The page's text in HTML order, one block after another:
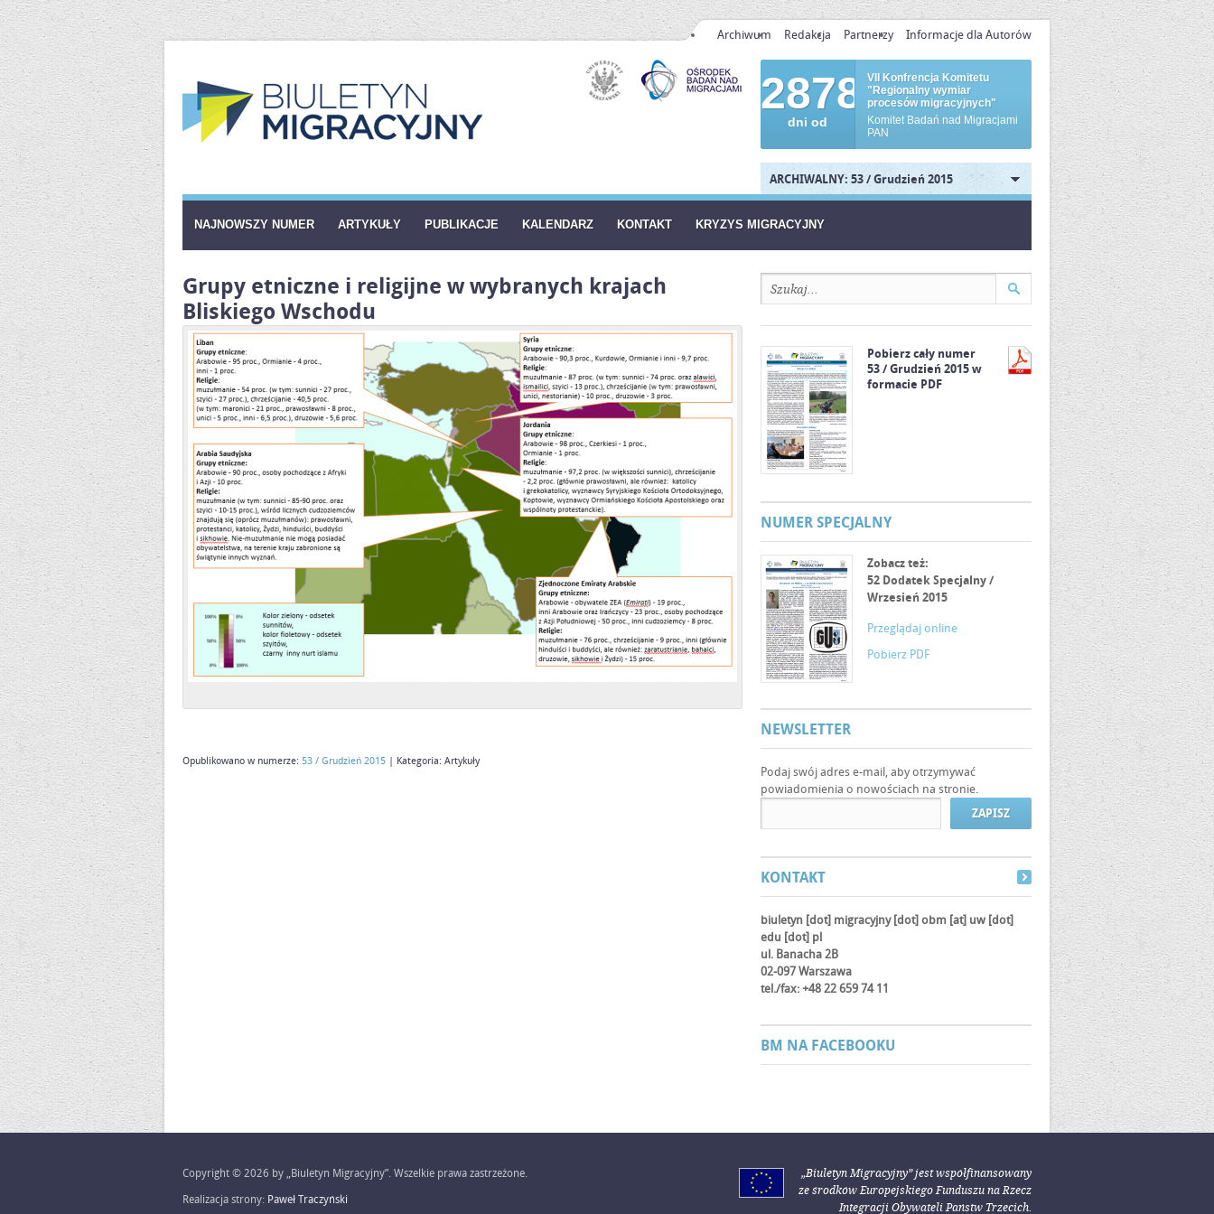
Archiwum Redakcja Partnerzy Informacje dla Autorów
2878
dni od
VII Konfrencja Komitetu
"Regionalny wymiar
procesów migracyjnych"
Komitet Badań nad Migracjami
PAN
ARCHIWALNY: 53 / Grudzień 2015
NAJNOWSZY NUMER ARTYKUŁY PUBLIKACJE KALENDARZ KONTAKT KRYZYS MIGRACYJNY
Grupy etniczne i religijne w wybranych krajach
Bliskiego Wschodu
Opublikowano w numerze: 53 / Grudzień 2015 | Kategoria: Artykuły
Pobierz cały numer
53 / Grudzień 2015 w
formacie PDF
NUMER SPECJALNY
Zobacz też:
52 Dodatek Specjalny /
Wrzesień 2015
Przeglądaj online
Pobierz PDF
NEWSLETTER
Podaj swój adres e-mail, aby otrzymywać
powiadomienia o nowościach na stronie.
KONTAKT
biuletyn [dot] migracyjny [dot] obm [at] uw [dot]
edu [dot] pl
ul. Banacha 2B
02-097 Warszawa
tel./fax: +48 22 659 74 11
BM NA FACEBOOKU
Copyright © 2026 by „Biuletyn Migracyjny”. Wszelkie prawa zastrzeżone.
Realizacja strony: Paweł Traczyński
„Biuletyn Migracyjny” jest współfinansowany
ze środków Europejskiego Funduszu na Rzecz
Integracji Obywateli Państw Trzecich.